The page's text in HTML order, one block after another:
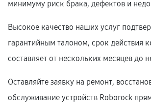
минимуму риск брака, дефектов и
Высокое качество наших услуг
гарантийным талоном, срок действия
составляет от нескольких месяцев до
Оставляйте заявку на ремонт,
обслуживание устройств Roborock